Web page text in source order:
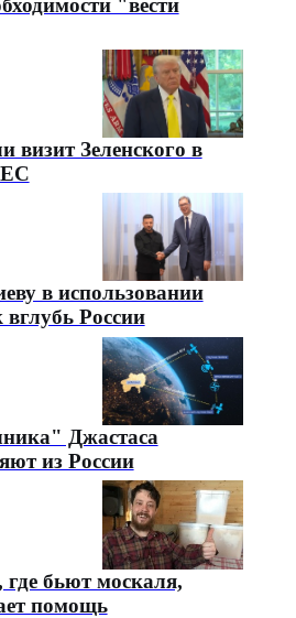
"вести
визит Зеленского в
ЕС
в использовании
России
Джастаса
из России
бьют москаля,
помощь